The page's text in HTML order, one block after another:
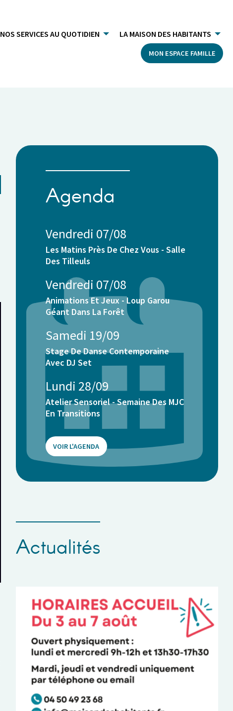
NOS SERVICES AU QUOTIDIEN LA MAISON DES HABITANTS
MON ESPACE FAMILLE
Agenda
Vendredi 07/08
Les Matins Près De Chez Vous - Salle
Des Tilleuls
Vendredi 07/08
Animations Et Jeux - Loup Garou
Géant Dans La Forêt
Samedi 19/09
Stage De Danse Contemporaine
Avec DJ Set
Lundi 28/09
Atelier Sensoriel - Semaine Des MJC
En Transitions
VOIR L'AGENDA
Actualités